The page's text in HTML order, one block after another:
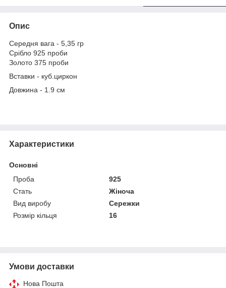
Опис
Середня вага - 5,35 гр
Срібло 925 проби
Золото 375 проби
Вставки - куб.циркон
Довжина - 1.9 см
Характеристики
Основні
Проба
925
Стать
Жіноча
Вид виробу
Сережки
Розмір кільця
16
Умови доставки
Нова Пошта